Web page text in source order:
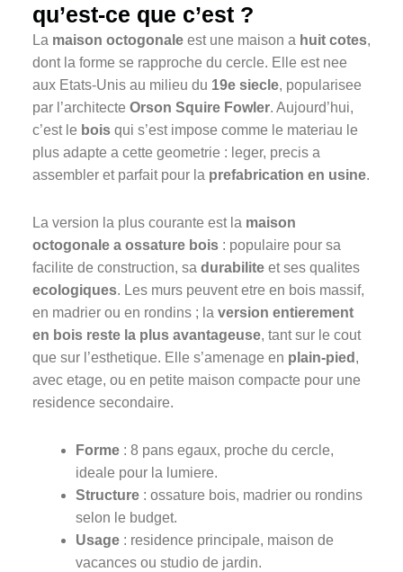
qu’est-ce que c’est ?
La maison octogonale est une maison a huit cotes,
dont la forme se rapproche du cercle. Elle est nee
aux Etats-Unis au milieu du 19e siecle, popularisee
par l’architecte Orson Squire Fowler. Aujourd’hui,
c’est le bois qui s’est impose comme le materiau le
plus adapte a cette geometrie : leger, precis a
assembler et parfait pour la prefabrication en usine.
La version la plus courante est la maison
octogonale a ossature bois : populaire pour sa
facilite de construction, sa durabilite et ses qualites
ecologiques. Les murs peuvent etre en bois massif,
en madrier ou en rondins ; la version entierement
en bois reste la plus avantageuse, tant sur le cout
que sur l’esthetique. Elle s’amenage en plain-pied ,
avec etage, ou en petite maison compacte pour une
residence secondaire.
Forme : 8 pans egaux, proche du cercle,
ideale pour la lumiere.
Structure : ossature bois, madrier ou rondins
selon le budget.
Usage : residence principale, maison de
vacances ou studio de jardin.